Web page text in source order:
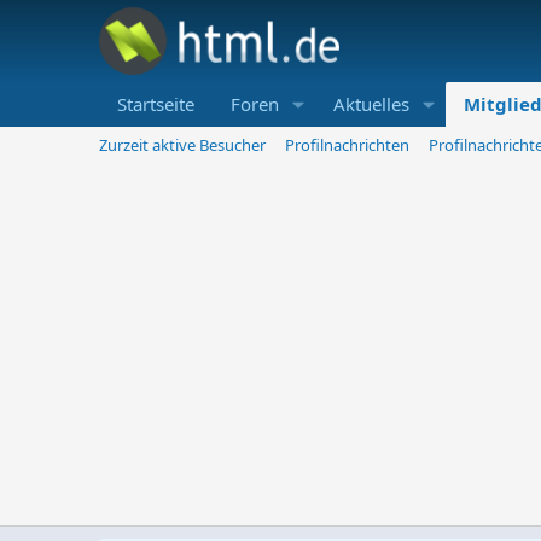
Startseite Foren Aktuelles
Zurzeit aktive Besucher Profilnachrichten